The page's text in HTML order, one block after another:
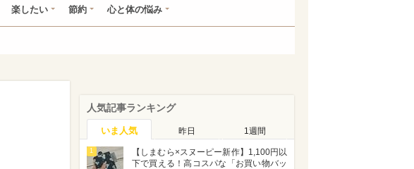
楽したい 節約 心と体の悩み
人気記事ランキング
いま人気 昨日 1週間
1
【しまむら×スヌーピー新作】1,100円以
下で買える！高コスパな「お買い物バッ